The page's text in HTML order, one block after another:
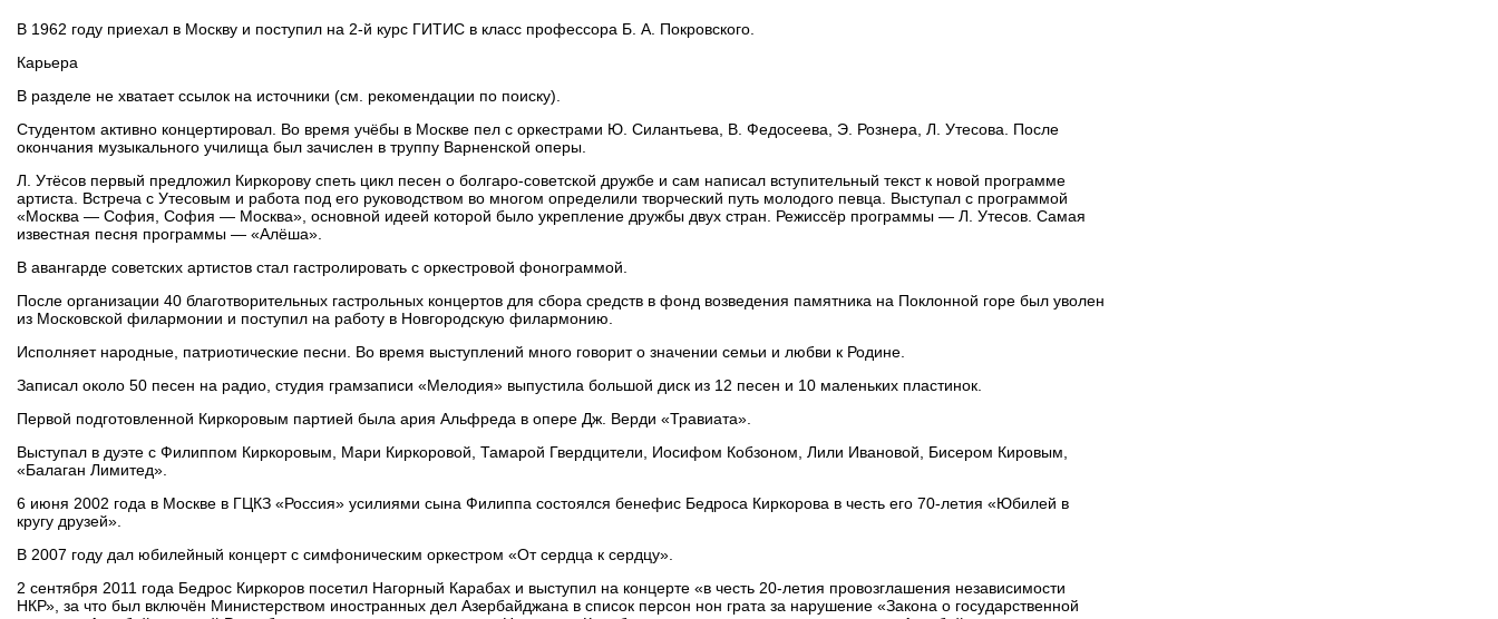
В 1962 году приехал в Москву и поступил на 2-й курс ГИТИС в класс профессора Б. А. Покровского.
Карьера
В разделе не хватает ссылок на источники (см. рекомендации по поиску).
Студентом активно концертировал. Во время учёбы в Москве пел с оркестрами Ю. Силантьева, В. Федосеева, Э. Рознера, Л. Утесова. После
окончания музыкального училища был зачислен в труппу Варненской оперы.
Л. Утёсов первый предложил Киркорову спеть цикл песен о болгаро-советской дружбе и сам написал вступительный текст к новой программе
артиста. Встреча с Утесовым и работа под его руководством во многом определили творческий путь молодого певца. Выступал с программой
«Москва — София, София — Москва», основной идеей которой было укрепление дружбы двух стран. Режиссёр программы — Л. Утесов. Самая
известная песня программы — «Алёша».
В авангарде советских артистов стал гастролировать с оркестровой фонограммой.
После организации 40 благотворительных гастрольных концертов для сбора средств в фонд возведения памятника на Поклонной горе был уволен
из Московской филармонии и поступил на работу в Новгородскую филармонию.
Исполняет народные, патриотические песни. Во время выступлений много говорит о значении семьи и любви к Родине.
Записал около 50 песен на радио, студия грамзаписи «Мелодия» выпустила большой диск из 12 песен и 10 маленьких пластинок.
Первой подготовленной Киркоровым партией была ария Альфреда в опере Дж. Верди «Травиата».
Выступал в дуэте с Филиппом Киркоровым, Мари Киркоровой, Тамарой Гвердцители, Иосифом Кобзоном, Лили Ивановой, Бисером Кировым,
«Балаган Лимитед».
6 июня 2002 года в Москве в ГЦКЗ «Россия» усилиями сына Филиппа состоялся бенефис Бедроса Киркорова в честь его 70-летия «Юбилей в
кругу друзей».
В 2007 году дал юбилейный концерт с симфоническим оркестром «От сердца к сердцу».
2 сентября 2011 года Бедрос Киркоров посетил Нагорный Карабах и выступил на концерте «в честь 20-летия провозглашения независимости
НКР», за что был включён Министерством иностранных дел Азербайджана в список персон нон грата за нарушение «Закона о государственной